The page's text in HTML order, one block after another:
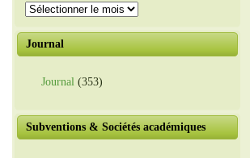
Nouvelles
passées
Journal
Journal (353)
Subventions & Sociétés académiques